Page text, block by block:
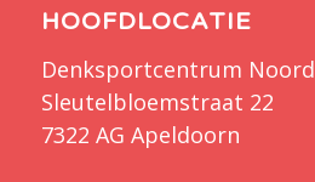
HOOFDLOCATIE
Denksportcentrum Noord
Sleutelbloemstraat 22
7322 AG Apeldoorn